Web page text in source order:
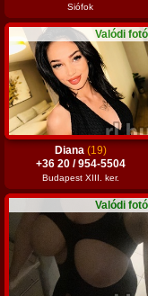
Siófok
Valódi fotó
Diana (19)
+36 20 / 954-5504
Budapest XIII. ker.
Valódi fotó